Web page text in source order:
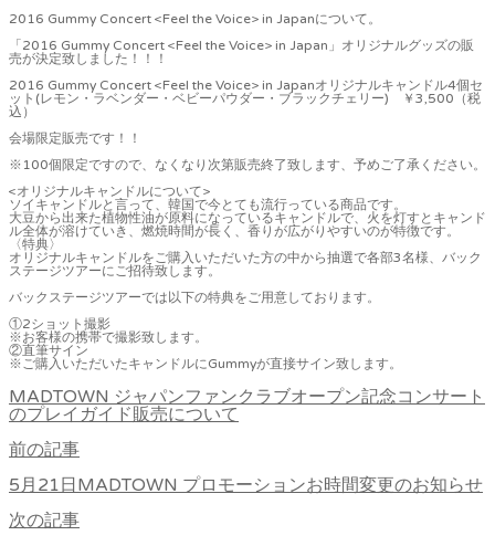
2016 Gummy Concert <Feel the Voice> in Japanについて。
「2016 Gummy Concert <Feel the Voice> in Japan」オリジナルグッズの販
売が決定致しました！！！
2016 Gummy Concert <Feel the Voice> in Japanオリジナルキャンドル4個セ
ット(レモン・ラベンダー・ベビーパウダー・ブラックチェリー) ￥3,500（税
込）
会場限定販売です！！
※100個限定ですので、なくなり次第販売終了致します、予めご了承ください。
<オリジナルキャンドルについて>
ソイキャンドルと言って、韓国で今とても流行っている商品です。
大豆から出来た植物性油が原料になっているキャンドルで、火を灯すとキャンド
ル全体が溶けていき、燃焼時間が長く、香りが広がりやすいのが特徴です。
〈特典〉
オリジナルキャンドルをご購入いただいた方の中から抽選で各部3名様、バック
ステージツアーにご招待致します。
バックステージツアーでは以下の特典をご用意しております。
①2ショット撮影
※お客様の携帯で撮影致します。
②直筆サイン
※ご購入いただいたキャンドルにGummyが直接サイン致します。
MADTOWN ジャパンファンクラブオープン記念コンサート
のプレイガイド販売について
前の記事
5月21日MADTOWN プロモーションお時間変更のお知らせ
次の記事